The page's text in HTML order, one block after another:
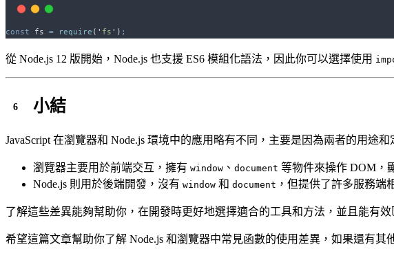
const fs = require ( ' fs ' ) ;
從 Node.js 12 版開始，Node.js 也支援 ES6 模組化語法，因此你可以選擇使用
小結
JavaScript 在瀏覽器和 Node.js 環境中的應用略有不同，主要是因為兩者的用途和
瀏覽器主要用於前端交互，擁有 window 、 document 等物件來操作 DOM，
Node.js 則用於後端開發，沒有 window 和 document ，但提供了許多服務端
了解這些差異能夠幫助你，在開發時更好地選擇適合的工具和方法，並且能有
希望這篇文章幫助你了解 Node.js 和瀏覽器中常見函數的使用差異，如果還有其